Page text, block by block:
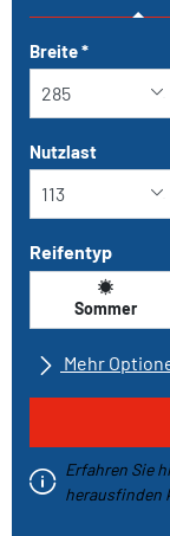
Tab updated:
Breite*
Nutzlast
Reifentyp
Sommer
Mehr
Alle Marken
Fahrzeugtyp
Erfahren Sie
herausfinden